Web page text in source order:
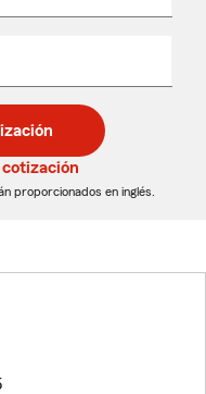
proporcionados en inglés.